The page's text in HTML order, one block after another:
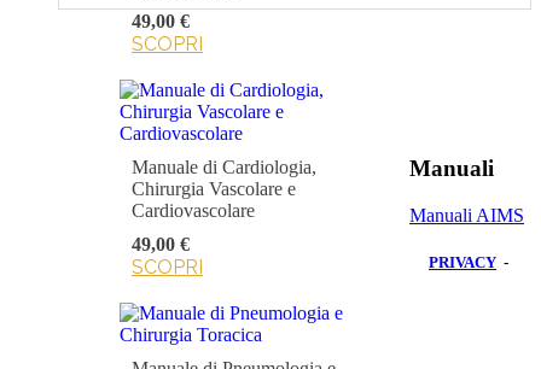
49,00 €
SCOPRI
Manuale di Cardiologia,
Chirurgia Vascolare e
Cardiovascolare
49,00 €
SCOPRI
Manuali
Manuali AIMS
PRIVACY -